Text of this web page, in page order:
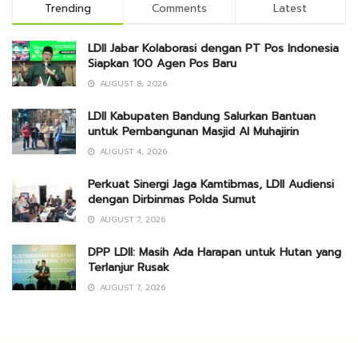
Trending Comments Latest
LDII Jabar Kolaborasi dengan PT Pos Indonesia
Siapkan 100 Agen Pos Baru
AUGUST 8, 2026
LDII Kabupaten Bandung Salurkan Bantuan
untuk Pembangunan Masjid Al Muhajirin
AUGUST 4, 2026
Perkuat Sinergi Jaga Kamtibmas, LDII Audiensi
dengan Dirbinmas Polda Sumut
AUGUST 7, 2026
DPP LDII: Masih Ada Harapan untuk Hutan yang
Terlanjur Rusak
AUGUST 7, 2026